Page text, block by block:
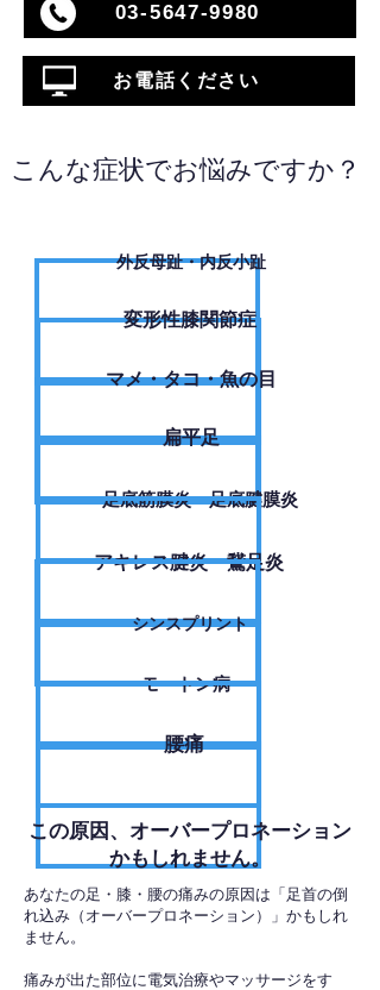
03-5647-9980
お電話ください
こんな症状でお悩みですか？
外反母趾・内反小趾
変形性膝関節症
​マメ・タコ・魚の目
扁平足
足底筋膜炎・足底腱膜炎
アキレス腱炎・鵞足炎
シンスプリント
モートン病
腰痛
​この原因、オーバープロネーション
かもしれません。
あなたの足・膝・腰の痛みの原因は「足首の倒
れ込み（オーバープロネーション）」かもしれ
ません。
痛みが出た部位に電気治療やマッサージをす